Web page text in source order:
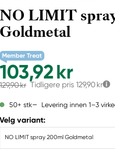
NO LIMIT
Goldmetal
Member Treat
103,92 kr
129,90 kr Tidligere pris 129,90 kr
50+ stk Levering innen 1–3
Velg variant:
NO LIMIT spray 200ml Goldmetal